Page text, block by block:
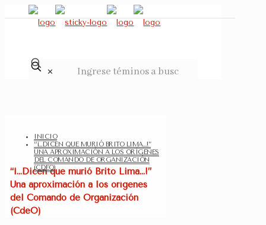
✕
“¡…Dicen que murió Brito Lima…!”
Una aproximación a los orígenes
del Comando de Organización
(CdeO)
INICIO
“¡…DICEN QUE MURIÓ BRITO LIMA…!”
UNA APROXIMACIÓN A LOS ORÍGENES
DEL COMANDO DE ORGANIZACIÓN
(CDEO)